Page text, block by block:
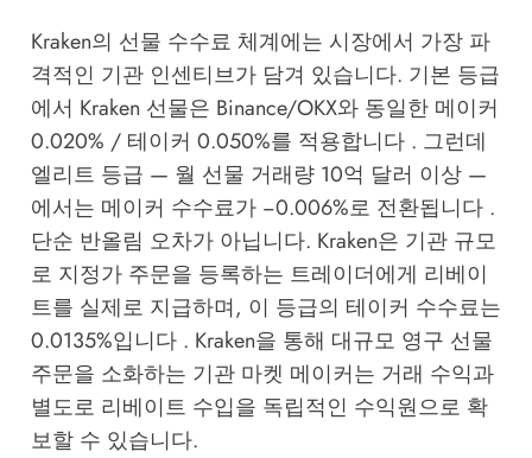
Kraken의 선물 수수료 체계에는 시장에서 가장 파
격적인 기관 인센티브가 담겨 있습니다. 기본 등급
에서 Kraken 선물은 Binance/OKX와 동일한 메이커
0.020% / 테이커 0.050%를 적용합니다 . 그런데
엘리트 등급 — 월 선물 거래량 10억 달러 이상 —
에서는 메이커 수수료가 −0.006%로 전환됩니다 .
단순 반올림 오차가 아닙니다. Kraken은 기관 규모
로 지정가 주문을 등록하는 트레이더에게 리베이
트를 실제로 지급하며, 이 등급의 테이커 수수료는
0.0135%입니다 . Kraken을 통해 대규모 영구 선물
주문을 소화하는 기관 마켓 메이커는 거래 수익과
별도로 리베이트 수입을 독립적인 수익원으로 확
보할 수 있습니다.